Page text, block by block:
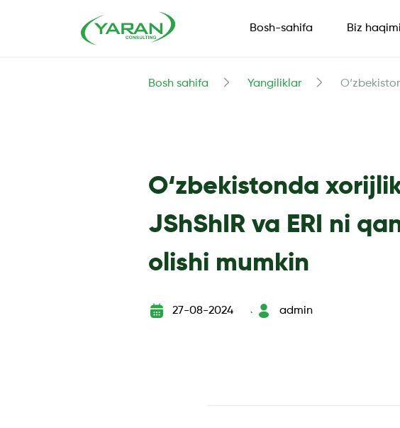
Bosh-sahifa Biz
Bosh sahifa Yangiliklar
O‘zbekistonda
JShShIR va ERI ni
olishi mumkin
27-08-2024
`
admin